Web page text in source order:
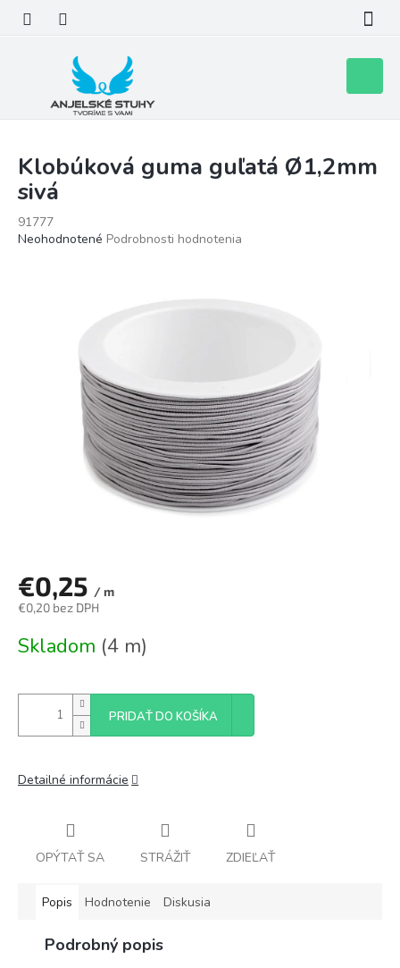
obsah
košík
Klobúková guma guľatá Ø1,2mm
sivá
91777
Priemerné
Neohodnotené Podrobnosti hodnotenia
€0,25 / m
€0,20 bez DPH
cena:
Skladom (4 m)
PRIDAŤ DO KOŠÍKA
Detailné informácie
OPÝTAŤ SA STRÁŽIŤ ZDIEĽAŤ
Popis Hodnotenie Diskusia
Podrobný popis